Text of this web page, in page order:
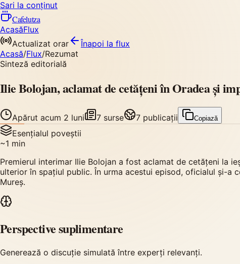
Sari la conținut
Cafelutza
AcasăFlux
Actualizat orar
Înapoi la flux
Acasă/Flux/Rezumat
Sinteză editorială
Ilie Bolojan, aclamat de cetățeni în Oradea și
Apărut acum 2 luni 7 surse 7 publicații Copiază
Esențialul poveștii
~1 min
Premierul interimar Ilie Bolojan a fost aclamat de cetățeni la
ulterior în spațiul public. În urma acestui episod, oficialul și-a
Mureș.
Perspective suplimentare
Generează o discuție simulată între experți relevanți.